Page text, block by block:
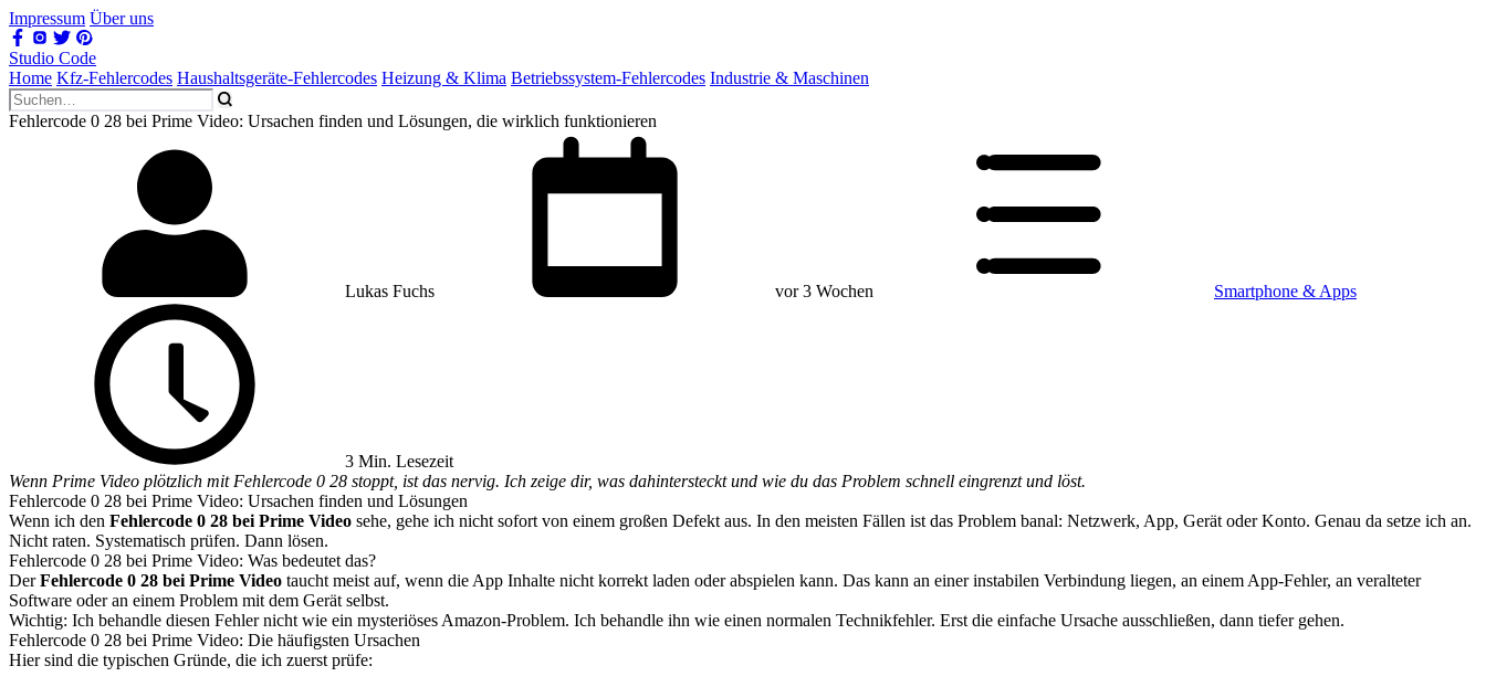
Impressum Über uns
Studio Code
Home Kfz-Fehlercodes Haushaltsgeräte-Fehlercodes Heizung & Klima Betriebssystem-Fehlercodes Industrie & Maschinen
Fehlercode 0 28 bei Prime Video: Ursachen finden und Lösungen, die wirklich funktionieren
Lukas Fuchs vor 3 Wochen Smartphone & Apps
3 Min. Lesezeit
Wenn Prime Video plötzlich mit Fehlercode 0 28 stoppt, ist das nervig. Ich zeige dir, was dahintersteckt und wie du das Problem schnell eingrenzt und löst.
Fehlercode 0 28 bei Prime Video: Ursachen finden und Lösungen
Wenn ich den Fehlercode 0 28 bei Prime Video sehe, gehe ich nicht sofort von einem großen Defekt aus. In den meisten Fällen ist das Problem banal: Netzwerk, App, Gerät oder Konto. Genau da setze ich an.
Nicht raten. Systematisch prüfen. Dann lösen.
Fehlercode 0 28 bei Prime Video: Was bedeutet das?
DerFehlercode 0 28 bei Prime Video taucht meist auf, wenn die App Inhalte nicht korrekt laden oder abspielen kann. Das kann an einer instabilen Verbindung liegen, an einem App-Fehler, an veralteter
Software oder an einem Problem mit dem Gerät selbst.
Wichtig: Ich behandle diesen Fehler nicht wie ein mysteriöses Amazon-Problem. Ich behandle ihn wie einen normalen Technikfehler. Erst die einfache Ursache ausschließen, dann tiefer gehen.
Fehlercode 0 28 bei Prime Video: Die häufigsten Ursachen
Hier sind die typischen Gründe, die ich zuerst prüfe: